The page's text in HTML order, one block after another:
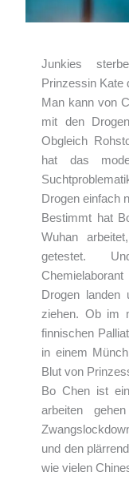
Junkies
Prinzessin Kate
Man kann von
mit den
Obgleich
hat das
Drogen einfach
Bestimmt hat
Wuhan
getestet.
Drogen
ziehen. Ob im
finnischen
in einem
Blut von
Bo Chen ist
arbeiten
und den
wie vielen